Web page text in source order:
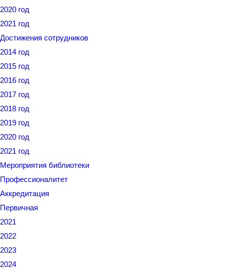
2020 год
2021 год
Достижения сотрудников
2014 год
2015 год
2016 год
2017 год
2018 год
2019 год
2020 год
2021 год
Мероприятия библиотеки
Профессионалитет
Аккредитация
Первичная
2021
2022
2023
2024